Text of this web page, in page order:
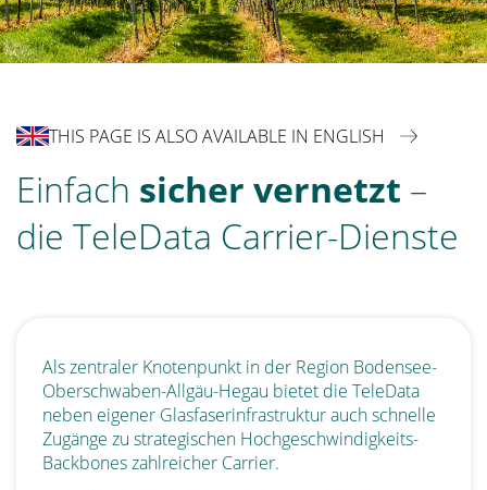
THIS PAGE IS ALSO AVAILABLE IN ENGLISH
Einfach sicher vernetzt –
die TeleData Carrier-Dienste
Als zentraler Knotenpunkt in der Region Bodensee-
Oberschwaben-Allgäu-Hegau bietet die TeleData
neben eigener Glasfaserinfrastruktur auch schnelle
Zugänge zu strategischen Hochgeschwindigkeits-
Backbones zahlreicher Carrier.